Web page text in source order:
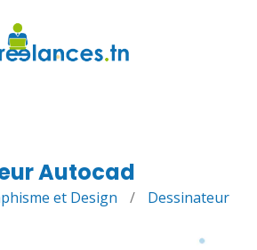
Autocad
et Design /
Dessinateur